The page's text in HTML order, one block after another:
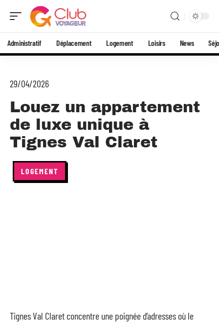
Administratif Déplacement Logement Loisirs News
29/04/2026
Louez un appartement
de luxe unique à
Tignes Val Claret
LOGEMENT
Tignes Val Claret concentre une poignée d’adresses où le